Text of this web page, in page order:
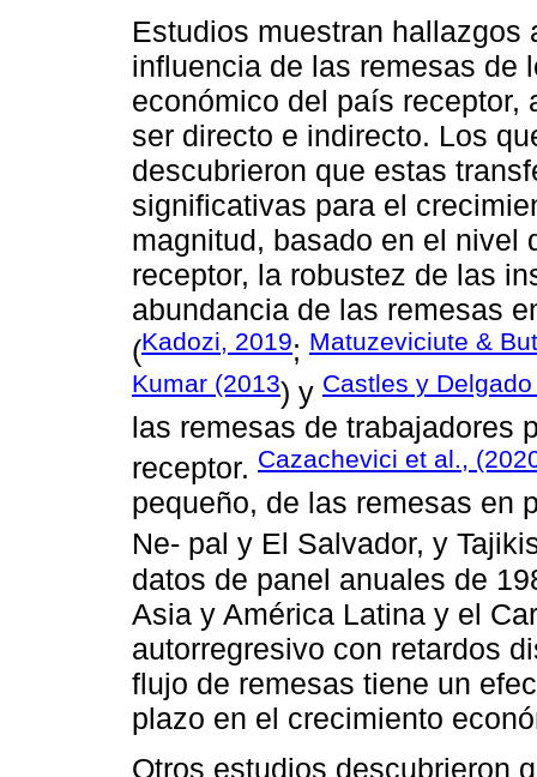
Estudios muestran hallazgos
influencia de las remesas de
económico del país receptor,
ser directo e indirecto. Los
descubrieron que estas
significativas para el
magnitud, basado en el nivel
receptor, la robustez de las
abundancia de las remesas
(Kadozi, 2019; Matuzeviciute &
Kumar (2013) y Castles y
las remesas de trabajadores
receptor. Cazachevici et al.,
pequeño, de las remesas en
Ne- pal y El Salvador, y
datos de panel anuales de
Asia y América Latina y el
autorregresivo con retardos
flujo de remesas tiene un
plazo en el crecimiento
Otros estudios descubrieron